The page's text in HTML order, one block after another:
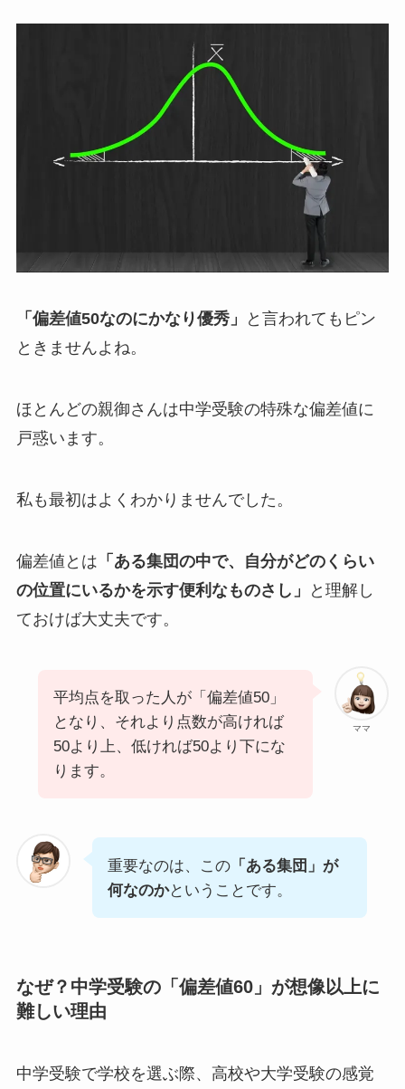
「偏差値50なのにかなり優秀」
と言われてもピン
ときませんよね。
ほとんどの親御さんは中学受験の特殊な偏差値に
戸惑います。
私も最初はよくわかりませんでした。
偏差値とは 「ある集団の中で、自分がどのくらい
の位置にいるかを示す便利なものさし」
と理解し
ておけば大丈夫です。
ママ
平均点を取った人が「偏差値50」
となり、それより点数が高ければ
50より上、低ければ50より下にな
ります。
重要なのは、この「ある集団」が
何なのかということです。
なぜ？中学受験の「偏差値60」が想像以上に
難しい理由
中学受験で学校を選ぶ際、高校や大学受験の感覚